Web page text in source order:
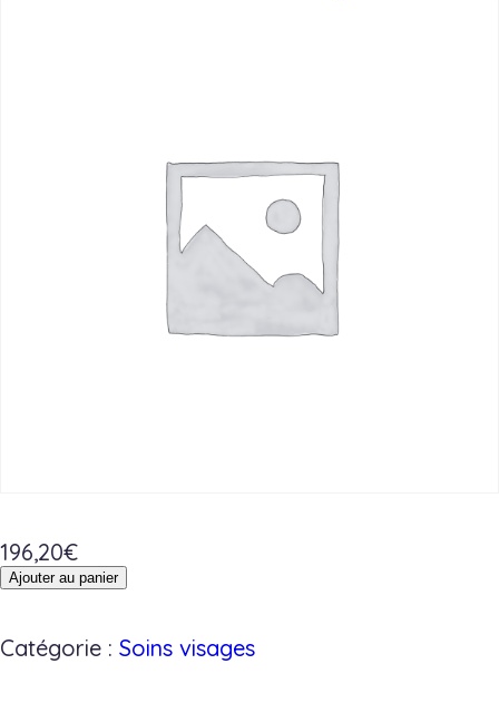
30 mars 2026
196,20€
quantité
DUO
-
Ajouter au panier
Catégorie : Soins visages